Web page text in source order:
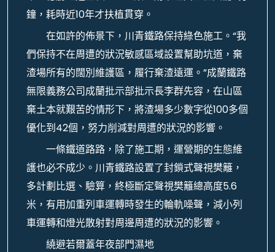
鐘，耗時近10年才扶植貫穿。
在如許的佈景下，川青鐵路保持綠色施工。“我
們保持不在周遭的狀況敏感區域設置幫助坑道，棄
渣場所有的闊別維護區，履行棄渣遠運。”成蘭鐵路
無限義務公司成蘭批示部批示長李群先容，在山區
棄土本就艱苦的情形下，將渣場多少數字從100多個
優化到42個，努力削減對周遭的狀況的影響。
一條鐵道路路，除了施工期，運營期的生態維
護也必不成少。川青鐵路設置了封鎖式聲視樊籬，
多計劃比選、驗算，終極斷定聲視樊籬總高度5.6
米，有用加重列車運轉時發生的輪軌噪聲，減小列
車運轉和燈光散射對周邊周遭的狀況的影響。
繞避若爾蓋年夜部門濕地